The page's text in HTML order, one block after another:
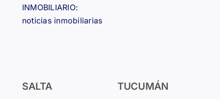
INMOBILIARIO:
noticias inmobiliarias
SALTA TUCUMÁN